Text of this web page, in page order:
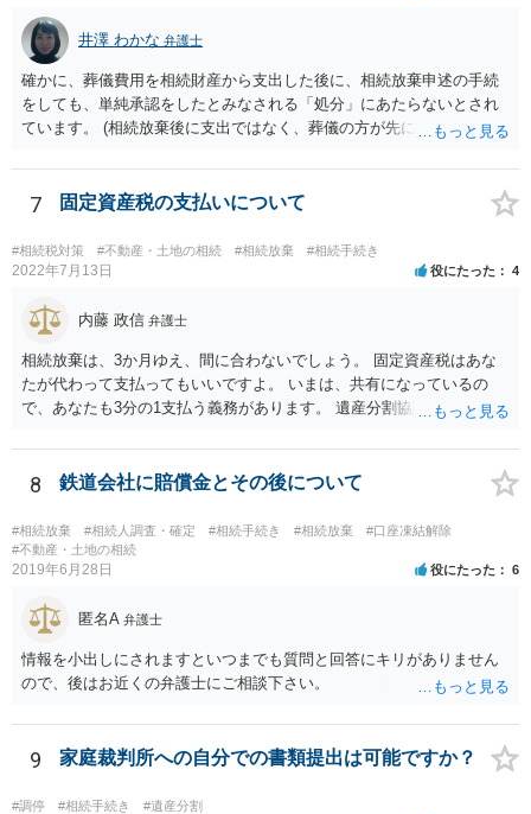
亡くなってから相続すると、両親のどちらかが亡くなってから相続す
るより非課税の枠が減少します。 計画的に相続をするのがおすすめと
いうことになります。これ以外にも気をつける点はあるかもしれませ
んので、一度相談して想定するのがおすすめと思います。
井澤 わかな 弁護士
確かに、葬儀費用を相続財産から支出した後に、相続放棄申述の手続
をしても、単純承認をしたとみなされる「処分」にあたらないとされ
ています。 (相続放棄後に支出ではなく、葬儀の方が先に来るのが通常
述の手続ということだと思いますが) ただ、葬儀費用ならいくらでもよ
いということではなく、身分相応の、社会的儀式として当然認められ
る程度の金額に留まると考えた方がよいです。 もし、相続人の皆さん
に葬儀費用を支出する経済力がなく、質素な葬儀を行った費用であれ
ば相続財産から支出しても単純承認と認められない可能性が高いの
7 固定資産税の支払いについて
#相続税対策 #不動産・土地の相続 #相続放棄 #相続手続き
2022年7月13日 役にたった 4
内藤 政信 弁護士
相続放棄は、3か月ゆえ、間に合わないでしょう。 固定資産税はあな
たが代わって支払ってもいいですよ。 いまは、共有になっているの
で、あなたも3分の1支払う義務があります。 遺産分割協議をして、不
払い義務があります。
8 鉄道会社に賠償金とその後について
#相続放棄 #相続人調査・確定 #相続手続き #相続放棄
#口座凍結解除
#不動産・土地の相続
2019年6月28日 役にたった 6
匿名A 弁護士
情報を小出しにされますといつまでも質問と回答にキリがありません
ので、後はお近くの弁護士にご相談下さい。
9 家庭裁判所への自分での書類提出は可能ですか？
#調停 #相続手続き #遺産分割